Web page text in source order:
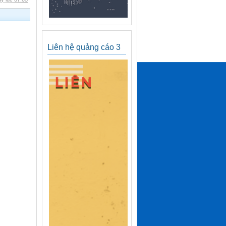
Liên hệ quảng cáo 3